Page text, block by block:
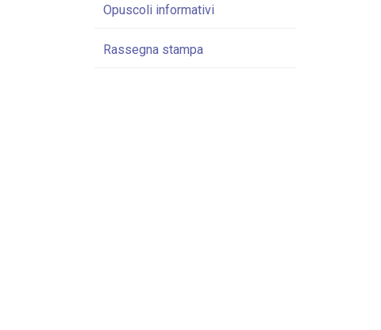
Opuscoli informativi
Rassegna stampa